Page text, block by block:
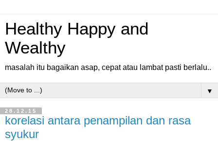
Healthy Happy and
Wealthy
masalah itu bagaikan asap, cepat atau lambat pasti berlalu..
▼
28.12.15
korelasi antara penampilan dan rasa
syukur